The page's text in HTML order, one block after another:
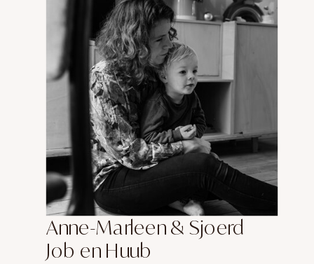
Anne-Marleen & Sjoerd
Job en Huub